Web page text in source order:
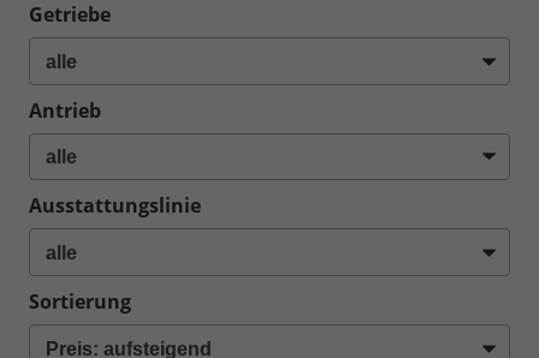
Getriebe
Antrieb
Ausstattungslinie
Sortierung